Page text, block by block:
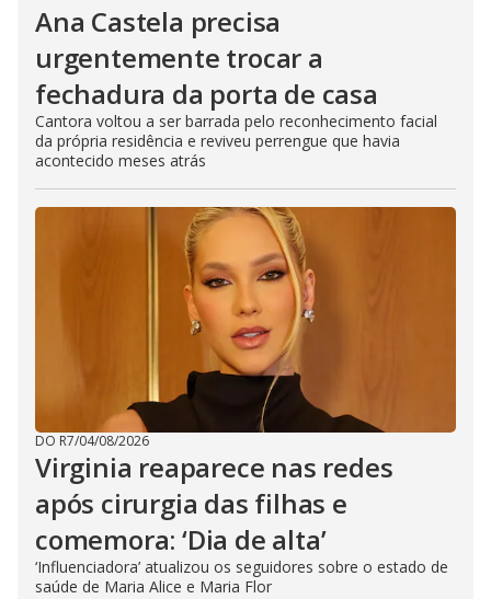
Ana Castela precisa
urgentemente trocar a
fechadura da porta de casa
Cantora voltou a ser barrada pelo reconhecimento facial
da própria residência e reviveu perrengue que havia
acontecido meses atrás
DO R7/04/08/2026
Virginia reaparece nas redes
após cirurgia das filhas e
comemora: ‘Dia de alta’
‘Influenciadora’ atualizou os seguidores sobre o estado de
saúde de Maria Alice e Maria Flor